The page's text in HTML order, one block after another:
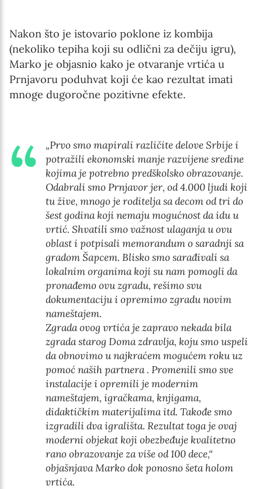
Nakon što je istovario poklone iz kombija
(nekoliko tepiha koji su odlični za dečiju igru),
Marko je objasnio kako je otvaranje vrtića u
Prnjavoru poduhvat koji će kao rezultat imati
mnoge dugoročne pozitivne efekte.
„Prvo smo mapirali različite delove Srbije i
potražili ekonomski manje razvijene sredine
kojima je potrebno predškolsko obrazovanje.
Odabrali smo Prnjavor jer, od 4.000 ljudi koji
tu žive, mnogo je roditelja sa decom od tri do
šest godina koji nemaju mogućnost da idu u
vrtić. Shvatili smo važnost ulaganja u ovu
oblast i potpisali memorandum o saradnji sa
gradom Šapcem. Blisko smo sarađivali sa
lokalnim organima koji su nam pomogli da
pronađemo ovu zgradu, rešimo svu
dokumentaciju i opremimo zgradu novim
nameštajem.
Zgrada ovog vrtića je zapravo nekada bila
zgrada starog Doma zdravlja, koju smo uspeli
da obnovimo u najkraćem mogućem rokuuz
pomoć naših partnera . Promenili smo sve
instalacije i opremili je modernim
nameštajem, igračkama, knjigama,
didaktičkim materijalima itd. Takođe smo
izgradili dva igrališta. Rezultat toga je ovaj
moderni objekat koji obezbeđuje kvalitetno
rano obrazovanje za više od 100 dece,“
objašnjava Marko dok ponosno šeta holom
vrtića.